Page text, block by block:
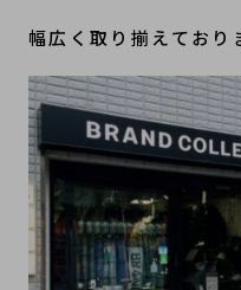
幅広く取り揃えており